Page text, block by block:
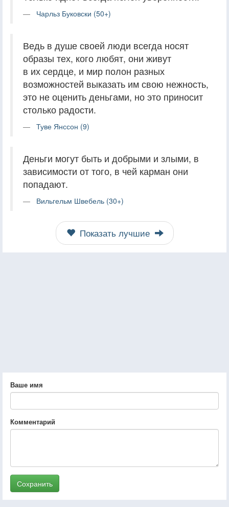
Чарльз Буковски (50+)
Ведь в душе своей люди всегда носят
образы тех, кого любят, они живут
в их сердце, и мир полон разных
возможностей выказать им свою нежность,
это не оценить деньгами, но это приносит
столько радости.
Туве Янссон (9)
Деньги могут быть и добрыми и злыми, в
зависимости от того, в чей карман они
попадают.
Вильгельм Швебель (30+)
Показать лучшие
Ваше имя
Комментарий
Сохранить